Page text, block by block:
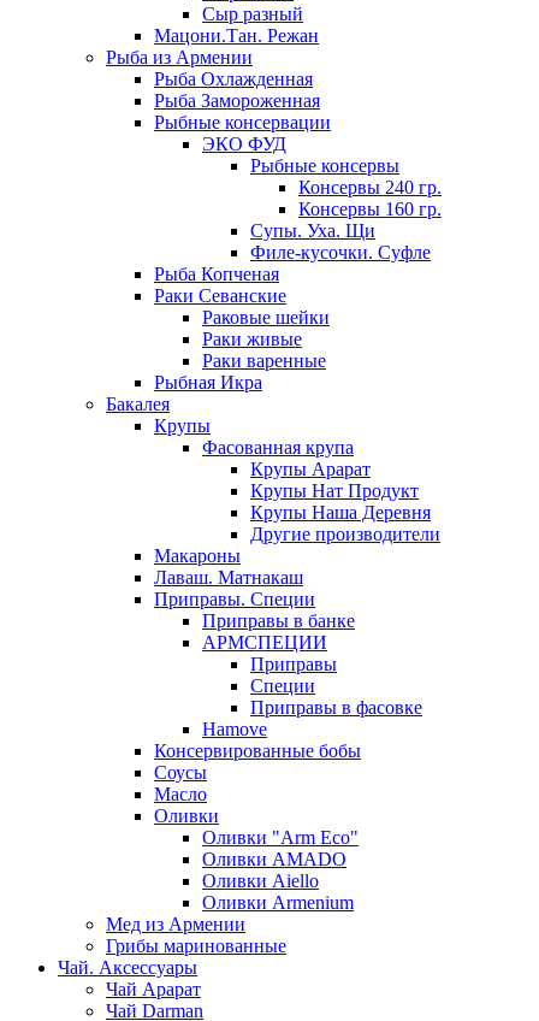
Сыр разный
Мацони.Тан. Режан
Рыба из Армении
Рыба Охлажденная
Рыба Замороженная
Рыбные консервации
ЭКО ФУД
Рыбные консервы
Консервы 240 гр.
Консервы 160 гр.
Супы. Уха. Щи
Филе-кусочки. Суфле
Рыба Копченая
Раки Севанские
Раковые шейки
Раки живые
Раки варенные
Рыбная Икра
Бакалея
Крупы
Фасованная крупа
Крупы Арарат
Крупы Нат Продукт
Крупы Наша Деревня
Другие производители
Макароны
Лаваш. Матнакаш
Приправы. Специи
Приправы в банке
АРМСПЕЦИИ
Приправы
Специи
Приправы в фасовке
Hamove
Консервированные бобы
Соусы
Масло
Оливки
Оливки "Arm Eco"
Оливки AMADO
Оливки Aiello
Оливки Armenium
Мед из Армении
Грибы маринованные
Чай. Аксессуары
Чай Арарат
Чай Darman